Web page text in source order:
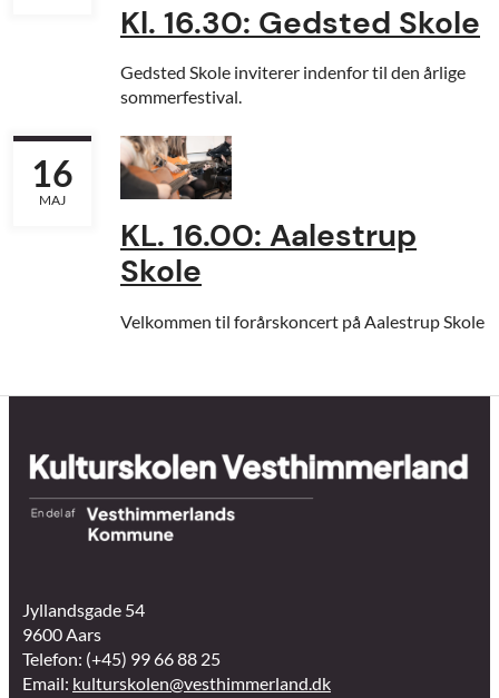
Kl. 16.30: Gedsted Skole
Gedsted Skole inviterer indenfor til den årlige
sommerfestival.
KL. 16.00: Aalestrup
Skole
16
MAJ
Velkommen til forårskoncert på Aalestrup Skole
Jyllandsgade 54
9600 Aars
Telefon: (+45) 99 66 88 25
Email: kulturskolen@vesthimmerland.dk